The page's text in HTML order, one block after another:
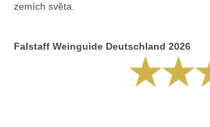
zemích světa.
Falstaff Weinguide Deutschland 2026